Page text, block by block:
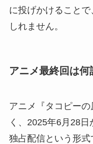
に投げかけること
しれません。
アニメ最終回は何
アニメ『タコピー
く、2025年6月28
独占配信という形式